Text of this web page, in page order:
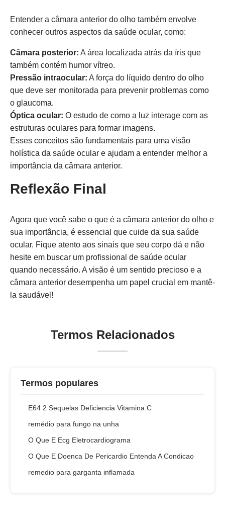
Entender a câmara anterior do olho também envolve
conhecer outros aspectos da saúde ocular, como:
Câmara posterior: A área localizada atrás da íris que
também contém humor vítreo.
Pressão intraocular: A força do líquido dentro do olho
que deve ser monitorada para prevenir problemas como
o glaucoma.
Óptica ocular: O estudo de como a luz interage com as
estruturas oculares para formar imagens.
Esses conceitos são fundamentais para uma visão
holística da saúde ocular e ajudam a entender melhor a
importância da câmara anterior.
Reflexão Final
Agora que você sabe o que é a câmara anterior do olho e
sua importância, é essencial que cuide da sua saúde
ocular. Fique atento aos sinais que seu corpo dá e não
hesite em buscar um profissional de saúde ocular
quando necessário. A visão é um sentido precioso e a
câmara anterior desempenha um papel crucial em mantê-
la saudável!
Termos Relacionados
Termos populares
E64 2 Sequelas Deficiencia Vitamina C
remédio para fungo na unha
O Que E Ecg Eletrocardiograma
O Que E Doenca De Pericardio Entenda A Condicao
remedio para garganta inflamada